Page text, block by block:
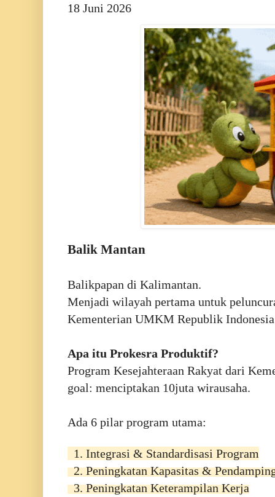
18 Juni 2026
Balik Mantan
Balikpapan di Kalimantan.
Menjadi wilayah pertama untuk
Kementerian UMKM Republik
Apa itu Prokesra Produktif?
Program Kesejahteraan Rakyat dari
goal: menciptakan 10juta wirausaha.
Ada 6 pilar program utama:
1. Integrasi & Standardisasi Program
2.Peningkatan Kapasitas &
3. Peningkatan Keterampilan Kerja